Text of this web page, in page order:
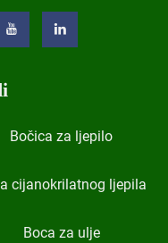
Bočica za ljepilo
cijanokrilatnog ljepila
Boca za ulje